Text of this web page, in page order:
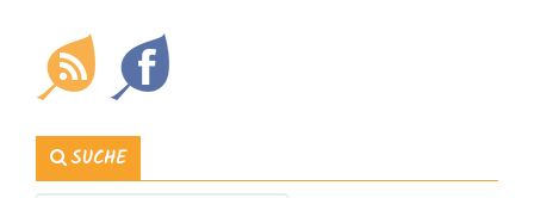
Primary
Sidebar
SUCHE